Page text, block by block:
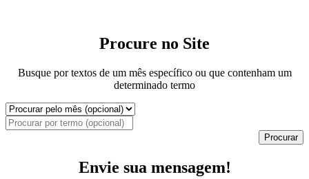
Procure no Site
Busque por textos de um mês específico ou que contenham um
determinado termo
Procurar
Envie sua mensagem!